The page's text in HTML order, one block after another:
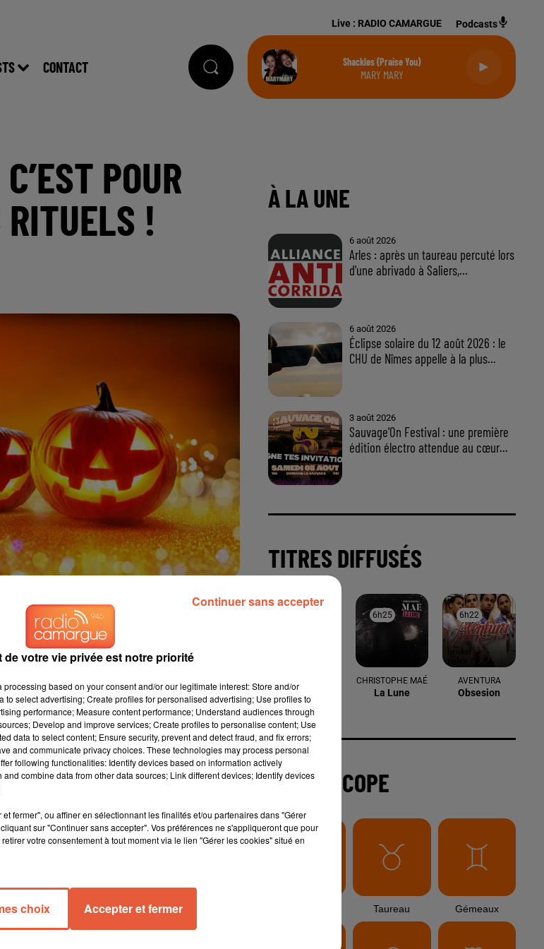
CONTACT
Live : RADIO CAMARGUE Podcasts
Shackles (praise You)
MARY MARY
POUR
RITUELS !
déguiser, et aller faire du porte à porte pour
un bon vieux films d'horreur. Et il faut
Et pour les amateurs de frissons,
6 août 2026
Arles : après un taureau percuté lors
d'une abrivado à Saliers,...
CHU de Nîmes appelle à la plus...
Sauvage'On Festival : une première
édition électro attendue au cœur...
de votre vie privée est notre priorité
processing based on your consent and/or our legitimate interest: Store and/or
select advertising; Create profiles for personalised advertising; Use profiles to
performance; Measure content performance; Understand audiences through
Develop and improve services; Create profiles to personalise content; Use
data to select content; Ensure security, prevent and detect fraud, and fix errors;
and communicate privacy choices. These technologies may process personal
following functionalities: Identify devices based on information actively
combine data from other data sources; Link different devices; Identify devices
fermer", ou affiner en sélectionnant les finalités et/ou partenaires dans "Gérer
sur "Continuer sans accepter". Vos préférences ne s'appliqueront que pour
votre consentement à tout moment via le lien "Gérer les cookies" situé en
choix Accepter et fermer
Continuer sans accepter